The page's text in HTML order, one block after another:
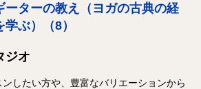
ーターの教え（ヨガの古典の経
ぶ）（8）
ジオ
したい方や、豊富なバリエーションから